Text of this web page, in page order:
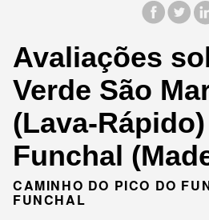
Avaliações
Verde São
(Lava-
Funchal
CAMINHO DO PICO DO
FUNCHAL